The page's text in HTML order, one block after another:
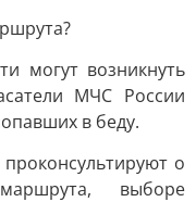
могут возникнуть
МЧС России
в беду.
о
выборе